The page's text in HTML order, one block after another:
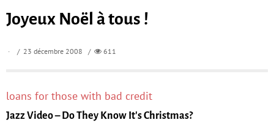
Joyeux Noël à tous !
/ 23 décembre 2008 / 611
loans for those with bad credit
Jazz Video – Do They Know It's Christmas?